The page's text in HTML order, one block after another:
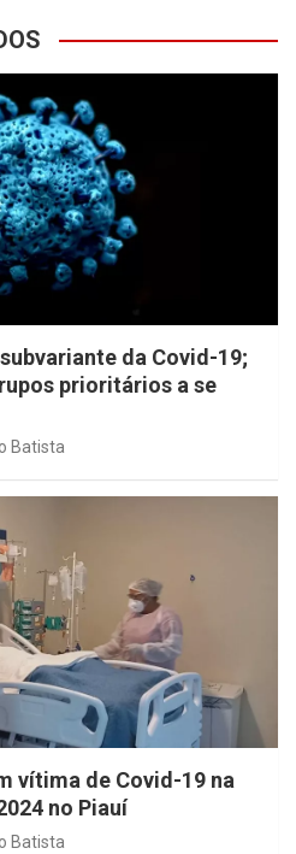
da Covid-19;
prioritários a se
Batista
vítima de Covid-19 na
no Piauí
Batista